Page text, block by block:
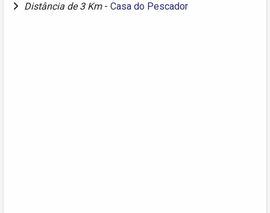
Distância de 3 Km - Casa do Pescador